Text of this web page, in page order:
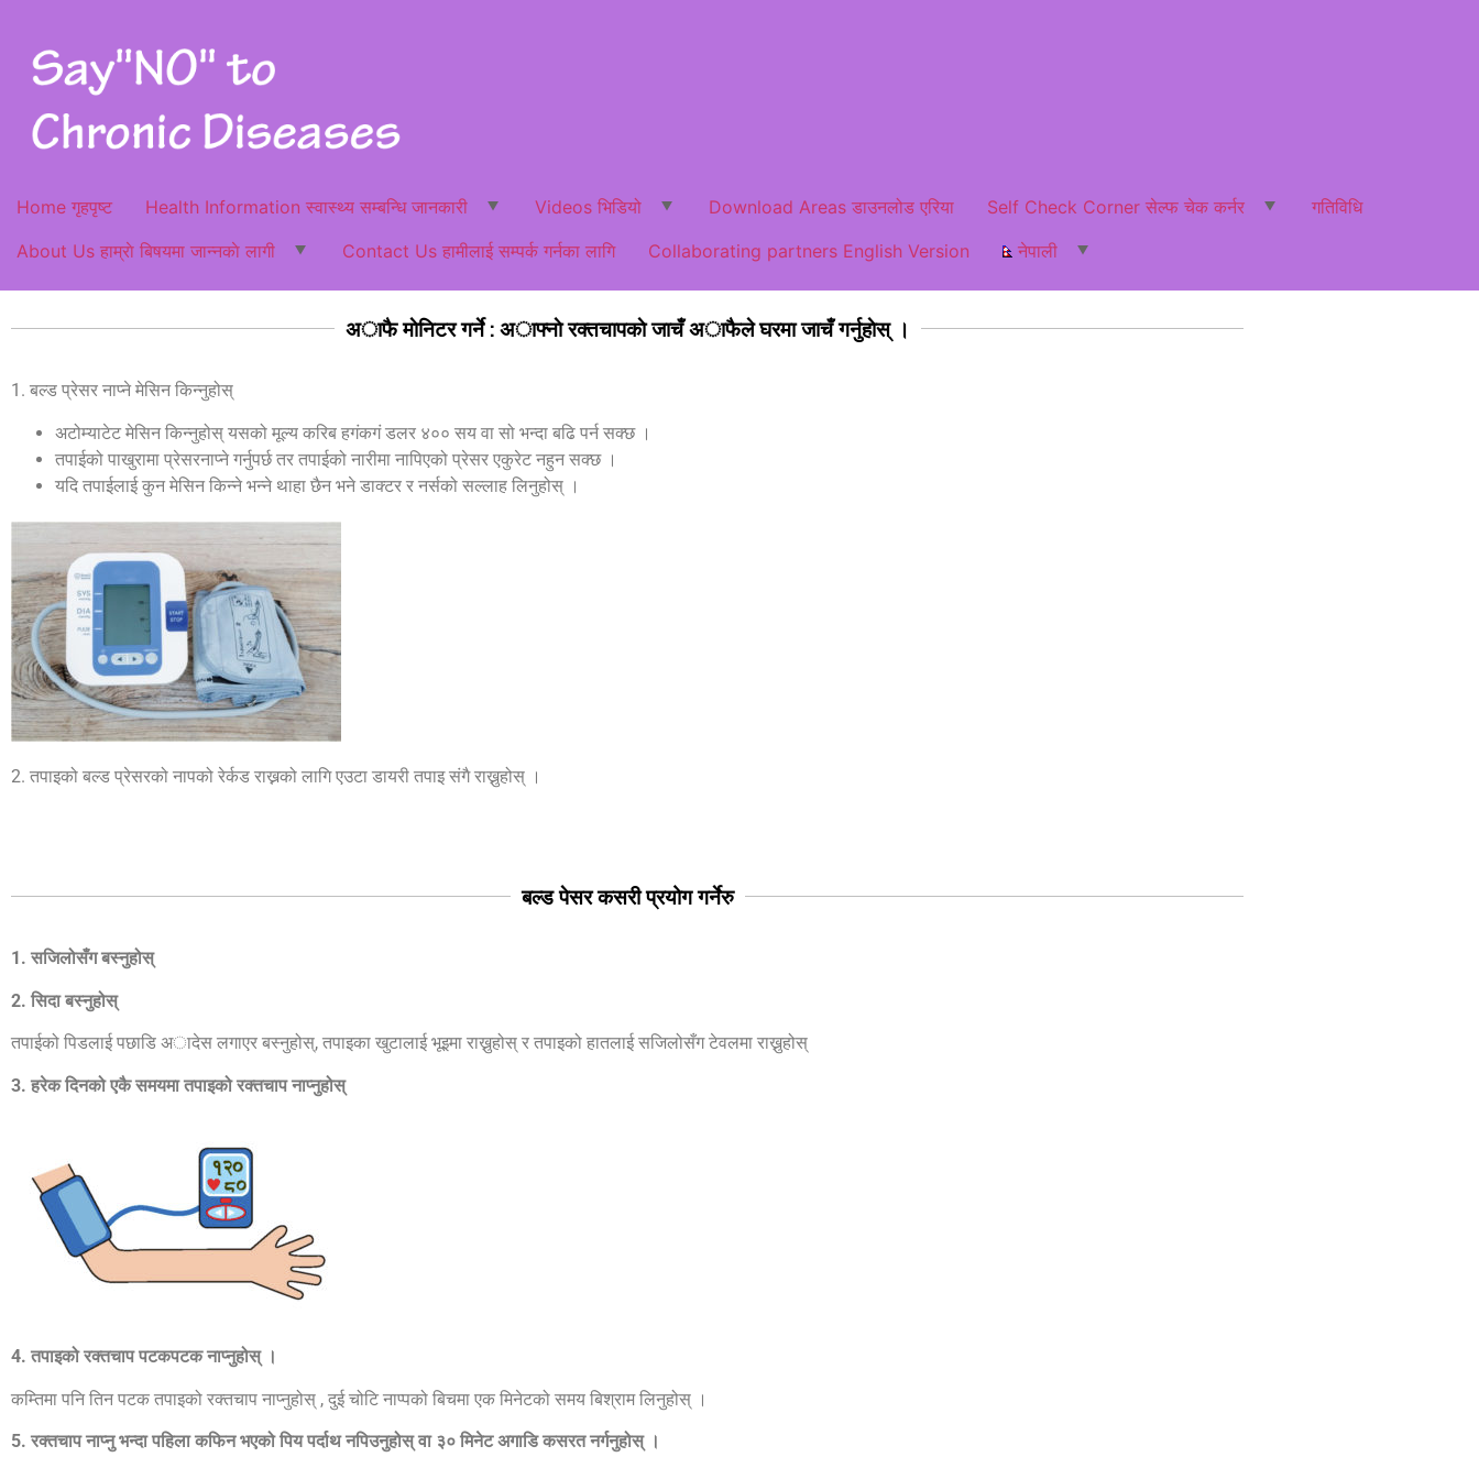
Home गृहपृष्ट Health Information स्वास्थ्य सम्बन्धि जानकारी Videos भिडियो Download Areas डाउनलोड एरिया Self Check Corner सेल्फ चेक कर्नर
गतिविधि
About Us हाम्राे बिषयमा जान्नकाे लागी
Contact Us हामीलाई सम्पर्क गर्नका लागि Collaborating partners English Version नेपाली
अाफै माेनिटर गर्ने : अाफ्नाे रक्तचापकाे जाचँ अाफैले घरमा जाचँ गर्नुहाेस् ।
1. बल्ड प्रेसर नाप्ने मेसिन किन्नुहोस्
अटोम्याटेट मेसिन किन्नुहोस् यसको मूल्य करिब हगंकगं डलर ४०० सय वा सो भन्दा बढि पर्न सक्छ ।
तपाईको पाखुरामा प्रेसरनाप्ने गर्नुपर्छ तर तपाईको नारीमा नापिएको प्रेसर एकुरेट नहुन सक्छ ।
यदि तपाईलाई कुन मेसिन किन्ने भन्ने थाहा छैन भने डाक्टर र नर्सको सल्लाह लिनुहोस् ।
2. तपाइको बल्ड प्रेसरको नापको रेर्कड राख्नको लागि एउटा डायरी तपाइ संगै राख्नुहोस् ।
बल्ड पेसर कसरी प्रयोग गर्नेरु
1. सजिलोसँग बस्नुहोस्
2. सिदा बस्नुहोस्
तपाईको पिडलाई पछाडि अादेस लगाएर बस्नुहोस्, तपाइका खुटालाई भूइमा राख्नुहोस् र तपाइको हातलाई सजिलोसँग टेवलमा राख्नुहोस्
3. हरेक दिनको एकै समयमा तपाइको रक्तचाप नाप्नुहोस्
4. तपाइको रक्तचाप पटकपटक नाप्नुहोस् ।
कम्तिमा पनि तिन पटक तपाइको रक्तचाप नाप्नुहोस् , दुई चोटि नाप्पको बिचमा एक मिनेटको समय बिश्राम लिनुहोस् ।
5. रक्तचाप नाप्नु भन्दा पहिला कफिन भएको पिय पर्दाथ नपिउनुहोस् वा ३० मिनेट अगाडि कसरत नर्गनुहोस् ।